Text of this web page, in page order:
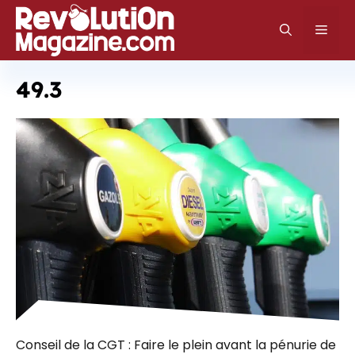
Aller
au
contenu
49.3
Conseil de la CGT : Faire le plein avant la pénurie de